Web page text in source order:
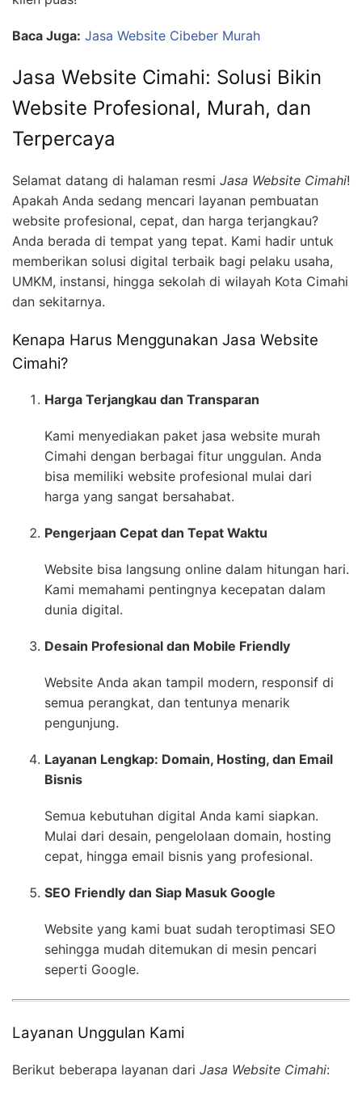
Baca Juga: Jasa Website Cibeber Murah
Jasa Website Cimahi: Solusi Bikin
Website Profesional, Murah, dan
Terpercaya
Selamat datang di halaman resmi Jasa Website Cimahi!
Apakah Anda sedang mencari layanan pembuatan
website profesional, cepat, dan harga terjangkau?
Anda berada di tempat yang tepat. Kami hadir untuk
memberikan solusi digital terbaik bagi pelaku usaha,
UMKM, instansi, hingga sekolah di wilayah Kota Cimahi
dan sekitarnya.
Kenapa Harus Menggunakan Jasa Website
Cimahi?
Harga Terjangkau dan Transparan
Kami menyediakan paket jasa website murah
Cimahi dengan berbagai fitur unggulan. Anda
bisa memiliki website profesional mulai dari
harga yang sangat bersahabat.
Pengerjaan Cepat dan Tepat Waktu
Website bisa langsung online dalam hitungan hari.
Kami memahami pentingnya kecepatan dalam
dunia digital.
Desain Profesional dan Mobile Friendly
Website Anda akan tampil modern, responsif di
semua perangkat, dan tentunya menarik
pengunjung.
Layanan Lengkap: Domain, Hosting, dan Email
Bisnis
Semua kebutuhan digital Anda kami siapkan.
Mulai dari desain, pengelolaan domain, hosting
cepat, hingga email bisnis yang profesional.
SEO Friendly dan Siap Masuk Google
Website yang kami buat sudah teroptimasi SEO
sehingga mudah ditemukan di mesin pencari
seperti Google.
Layanan Unggulan Kami
Berikut beberapa layanan dari Jasa Website Cimahi: